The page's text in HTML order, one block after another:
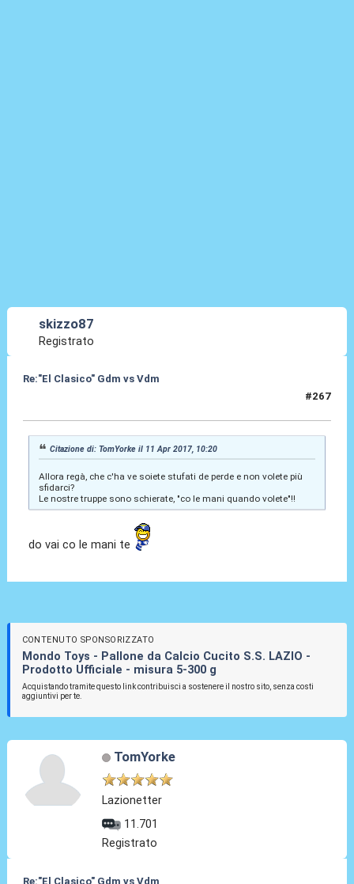
skizzo87
Registrato
Re:"El Clasico" Gdm vs Vdm
#267
Citazione di: TomYorke il 11 Apr 2017, 10:20
Allora regà, che c'ha ve soiete stufati de perde e non volete più
sfidarci?
Le nostre truppe sono schierate, "co le mani quando volete"!!
do vai co le mani te
CONTENUTO SPONSORIZZATO
Mondo Toys - Pallone da Calcio Cucito S.S. LAZIO -
Prodotto Ufficiale - misura 5-300 g
Acquistando tramite questo link contribuisci a sostenere il nostro sito, senza costi
aggiuntivi per te.
TomYorke
Lazionetter
11.701
Registrato
Re:"El Clasico" Gdm vs Vdm